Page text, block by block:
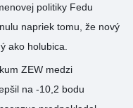
politiky Fedu
napriek tomu, že nový
ako holubica.
ZEW medzi
na -10,2 bodu